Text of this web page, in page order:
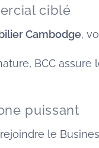
ciblé
Cambodge,
BCC
puissant
le